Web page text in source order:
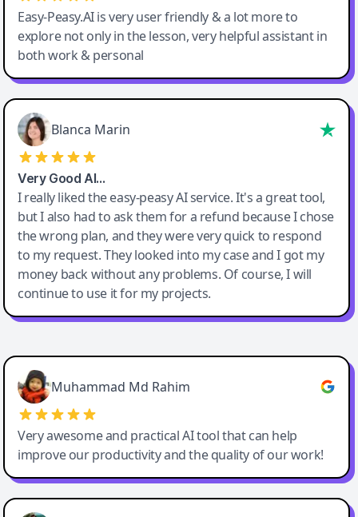
Easy-Peasy.AI is very user friendly & a lot more to
explore not only in the lesson, very helpful assistant in
both work & personal
Blanca Marin
Very Good AI…
I really liked the easy-peasy AI service. It's a great tool,
but I also had to ask them for a refund because I chose
the wrong plan, and they were very quick to respond
to my request. They looked into my case and I got my
money back without any problems. Of course, I will
continue to use it for my projects.
Easy-Peasy AI
Muhammad Md Rahim
Very awesome and practical AI tool that can help
improve our productivity and the quality of our work!